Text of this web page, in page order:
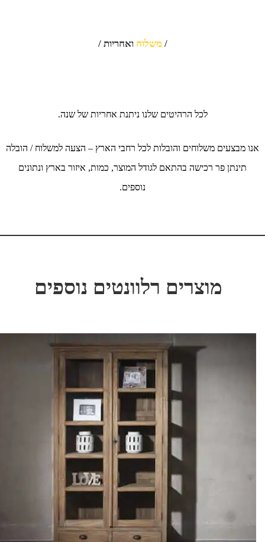
/משלוח ואחריות /
לכל הרהיטים שלנו ניתנת אחריות של שנה.
אנו מבצעים משלוחים והובלות לכל רחבי הארץ – הצעה למשלוח / הובלה
תינתן פר רכישה בהתאם לגודל המוצר, כמות, איזור בארץ ונתונים
נוספים.
מוצרים רלוונטים נוספים